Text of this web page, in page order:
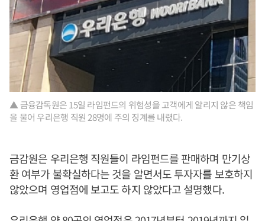
▲ 금융감독원은 15일 라임펀드의 위험성을 고객에게 알리지 않은 책임
을 물어 우리은행 직원 28명에 주의 징계를 내렸다.
금감원은 우리은행 직원들이 라임펀드를 판매하며 만기상
환 여부가 불확실하다는 것을 알면서도 투자자를 보호하지
않았으며 영업점에 보고도 하지 않았다고 설명했다.